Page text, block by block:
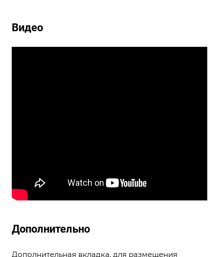
Видео
Дополнительно
Дополнительная вкладка, для размещения